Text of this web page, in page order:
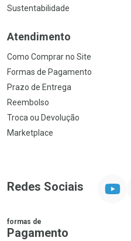
Sustentabilidade
Atendimento
Como Comprar no Site
Formas de Pagamento
Prazo de Entrega
Reembolso
Troca ou Devolução
Marketplace
Redes Sociais
formas de
Pagamento